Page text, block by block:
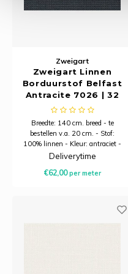
Zweigart
Zweigart Linnen
Borduurstof Belfast
Antracite 7026 | 32
Count (12,6/cm) | 140
cm Breed
Breedte: 140 cm. breed - te
bestellen v.a. 20 cm. - Stof:
100% linnen - Kleur: antraciet -
'Charcoal Gray' handwerkstof
centimeter
Deliverytime
€62,00per meter